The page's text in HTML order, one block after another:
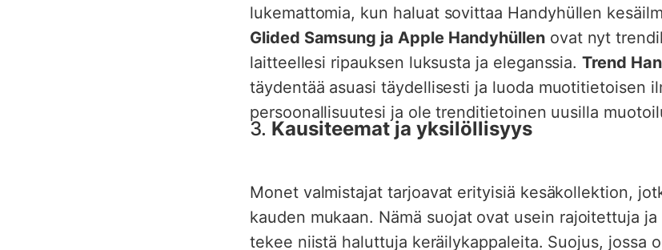
lukemattomia, kun haluat sovittaa Handyhüllen
Glided Samsung ja Apple Handyhüllenovat nyt
laitteellesi ripauksen luksusta ja eleganssia.Trend
täydentää asuasi täydellisesti ja luoda muotitietoisen
persoonallisuutesi ja ole trenditietoinen uusilla
3. Kausiteemat ja yksilöllisyys
Monet valmistajat tarjoavat erityisiä kesäkollektion,
kauden mukaan. Nämä suojat ovat usein rajoitettuja
tekee niistä haluttuja keräilykappaleita. Suojus, jossa